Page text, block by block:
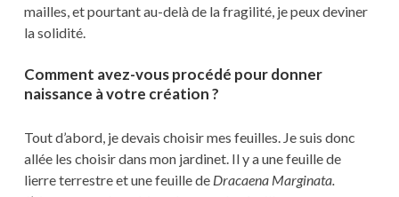
mailles, et pourtant au-delà de la fragilité, je peux deviner
la solidité.
Comment avez-vous procédé pour donner
naissance à votre création ?
Tout d’abord, je devais choisir mes feuilles. Je suis donc
allée les choisir dans mon jardinet. Il y a une feuille de
lierre terrestre et une feuille de Dracaena Marginata.